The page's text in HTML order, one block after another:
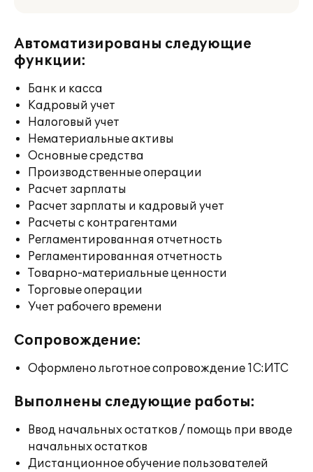
Автоматизированы следующие
функции:
Банк и касса
Кадровый учет
Налоговый учет
Нематериальные активы
Основные средства
Производственные операции
Расчет зарплаты
Расчет зарплаты и кадровый учет
Расчеты с контрагентами
Регламентированная отчетность
Регламентированная отчетность
Товарно-материальные ценности
Торговые операции
Учет рабочего времени
Сопровождение:
Оформлено льготное сопровождение 1С:ИТС
Выполнены следующие работы:
Ввод начальных остатков / помощь при вводе
начальных остатков
Дистанционное обучение пользователей